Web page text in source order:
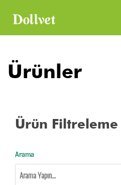
links
primary
SkipÜrünler
Ürün Filtreleme
Arama
Arama
Ürün
Hedef